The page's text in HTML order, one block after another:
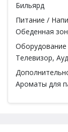
Бильярд
Питание /
Обеденная
Оборудование
Телевизор,
Ароматы для
Парковка,